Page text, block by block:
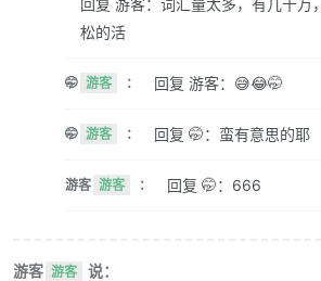
回复 游客：词汇量太多，有几十万
松的活
🤭 游客 ： 回复 游客：😅😂🤭
🤭 游客 ： 回复 🤭：蛮有意思的耶
游客 游客 ： 回复 🤭：666
游客 游客 说：